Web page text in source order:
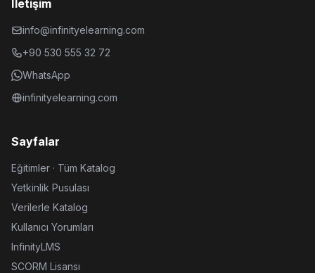
İletişim
info@infinityelearning.com
+90 530 555 32 72
WhatsApp
infinityelearning.com
Sayfalar
Eğitimler · Tüm Katalog
Yetkinlik Pusulası
Verilerle Katalog
Kullanıcı Yorumları
InfinityLMS
SCORM Lisansı